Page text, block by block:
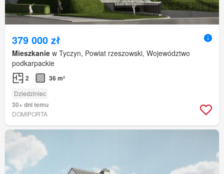
379 000 zł
Mieszkanie w Tyczyn, Powiat rzeszowski, Województwo
podkarpackie
2 36 m²
Dziedziniec
30+ dni temu
DOMIPORTA